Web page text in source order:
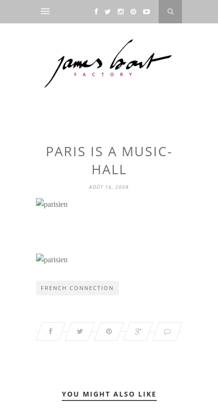
PARIS IS A MUSIC-
HALL
AOÛT 16, 2008
FRENCH CONNECTION
YOU MIGHT ALSO LIKE